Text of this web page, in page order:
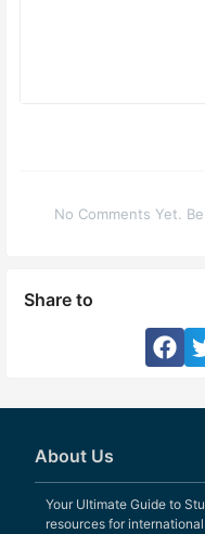
No Comments Yet.
Share to
About Us
Your Ultimate Guide to
resources for